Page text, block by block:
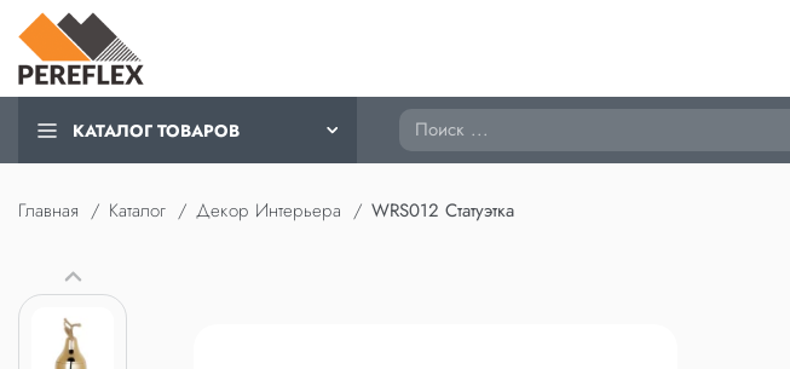
КАТАЛОГ ТОВАРОВ Поиск
Главная Каталог Декор Интерьера WRS012 Статуэтка